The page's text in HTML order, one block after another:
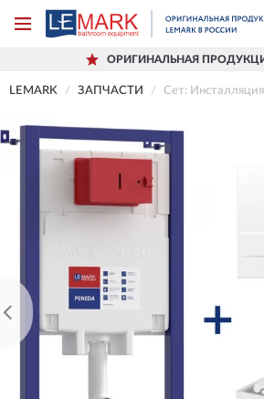
ОРИГИНАЛЬНАЯ
LEMARK ЗАПЧАСТИ Сет: